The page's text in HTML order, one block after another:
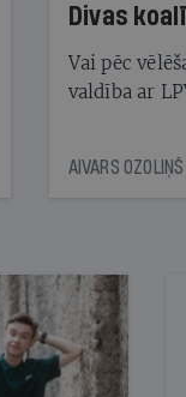
Divas
Vai pēc
valdība ar
AIVARS OZOLIŅŠ